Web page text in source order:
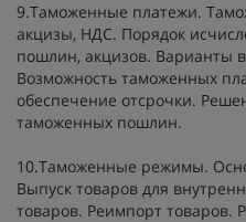
9.Таможенные платежи.
акцизы, НДС. Порядок
пошлин, акцизов. Варианты
Возможность таможенных
обеспечение отсрочки.
таможенных пошлин.
10.Таможенные режимы.
Выпуск товаров для
товаров. Реимпорт товаров.